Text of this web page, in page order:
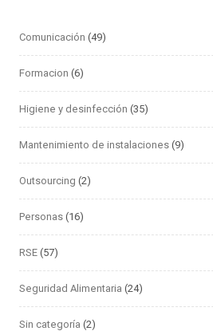
Comunicación (49)
Formacion (6)
Higiene y desinfección (35)
Mantenimiento de instalaciones (9)
Outsourcing (2)
Personas (16)
RSE (57)
Seguridad Alimentaria (24)
Sin categoría (2)